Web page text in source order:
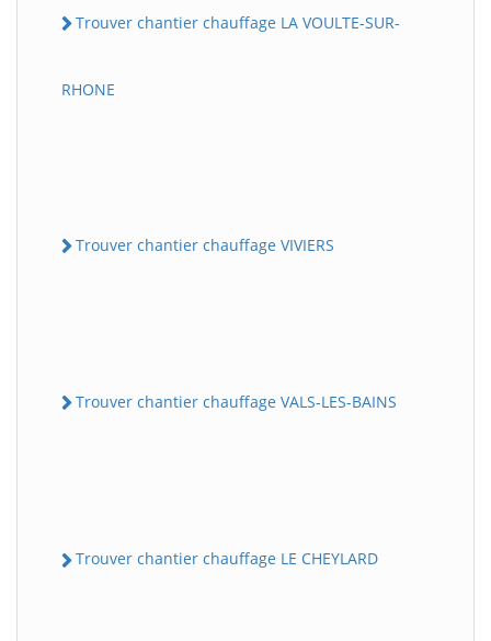
Trouver chantier chauffage LA VOULTE-SUR-
RHONE
Trouver chantier chauffage VIVIERS
Trouver chantier chauffage VALS-LES-BAINS
Trouver chantier chauffage LE CHEYLARD